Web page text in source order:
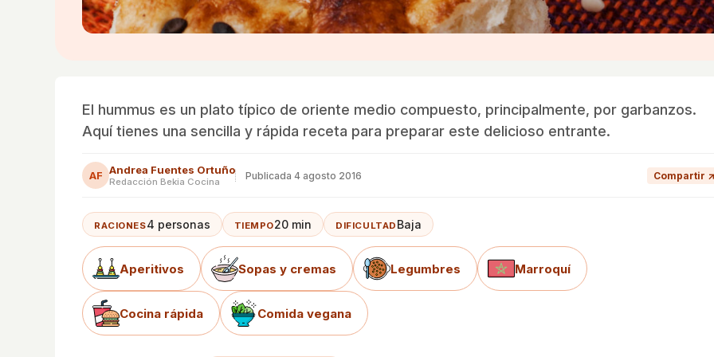
El hummus es un plato típico de oriente medio compuesto, principalmente, por garbanzos.
Aquí tienes una sencilla y rápida receta para preparar este delicioso entrante.
AF Andrea Fuentes Ortuño
Redacción Bekia Cocina
Publicada 4 agosto 2016 Compartir ↗
RACIONES4 personas TIEMPO20 min DIFICULTAD Baja
Aperitivos Sopas y cremas Legumbres Marroquí
Cocina rápida Comida vegana